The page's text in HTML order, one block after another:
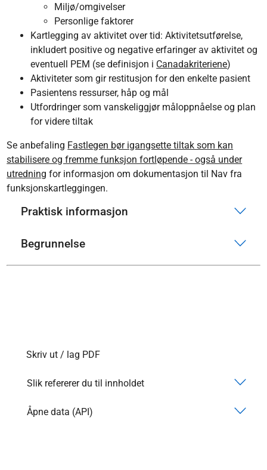
Miljø/omgivelser
Personlige faktorer
Kartlegging av aktivitet over tid: Aktivitetsutførelse,
inkludert positive og negative erfaringer av aktivitet og
eventuell PEM (se definisjon i Canadakriteriene)
Aktiviteter som gir restitusjon for den enkelte pasient
Pasientens ressurser, håp og mål
Utfordringer som vanskeliggjør måloppnåelse og plan
for videre tiltak
Se anbefaling Fastlegen bør igangsette tiltak som kan
stabilisere og fremme funksjon fortløpende - også under
utredning for informasjon om dokumentasjon til Nav fra
funksjonskartleggingen.
Praktisk informasjon
Begrunnelse
Skriv ut / lag PDF
Slik refererer du til innholdet
Åpne data (API)